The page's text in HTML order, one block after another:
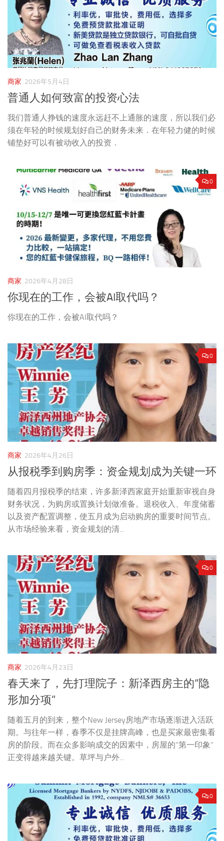
商家 2026年5月4日
普通人如何致富的投资心法
我们普通人挣钱的速度永远赶不上通胀的速度，所以我们必
须在年轻的时候规划好自己的财务未来．在年轻力健的时候
铺垫好可以有被动收入的投资．
0
商家 2026年4月28日
你现在的工作，会被AI取代吗？
你现在的工作，会被AI取代吗？
0
商家 2026年4月26日
从报税季到购房季：资金规划成为关键一环
随着四月报税季的结束，许多新泽西家庭开始重新审视自身
财务状况，为购房或置换计划做准备。退税收入、年度储蓄
以及资产配置调整，使五月成为启动购房的重要时间节点。
从市场经验来看，资金规划的清...
0
商家 2026年4月23日
春天来了，先打理院子：新泽西房主的“隐
形加分项”
随着五月的到来，整个New Jersey房地产市场逐渐进入活跃
期。与往年一样，春季不仅是挂牌高峰，也是买家最密集看
房的阶段。而在众多影响成交的因素中，房屋的“第一印象”
正变得越来越关键。草坪与户外...
0